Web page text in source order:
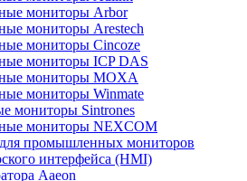
мониторы Arbor
мониторы Arestech
мониторы Cincoze
мониторы ICP DAS
мониторы MOXA
мониторы Winmate
мониторы Sintrones
мониторы NEXCOM
промышленных мониторов
интерфейса (HMI)
Aaeon